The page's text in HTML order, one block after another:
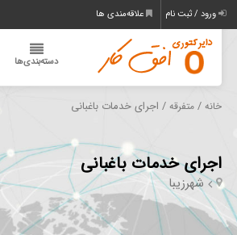
ورود / ثبت نام علاقه‌مندی ها
دسته‌بندی‌ها
خانه /متفرقه / اجرای خدمات باغبانی
اجرای خدمات باغبانی
شهرزیبا